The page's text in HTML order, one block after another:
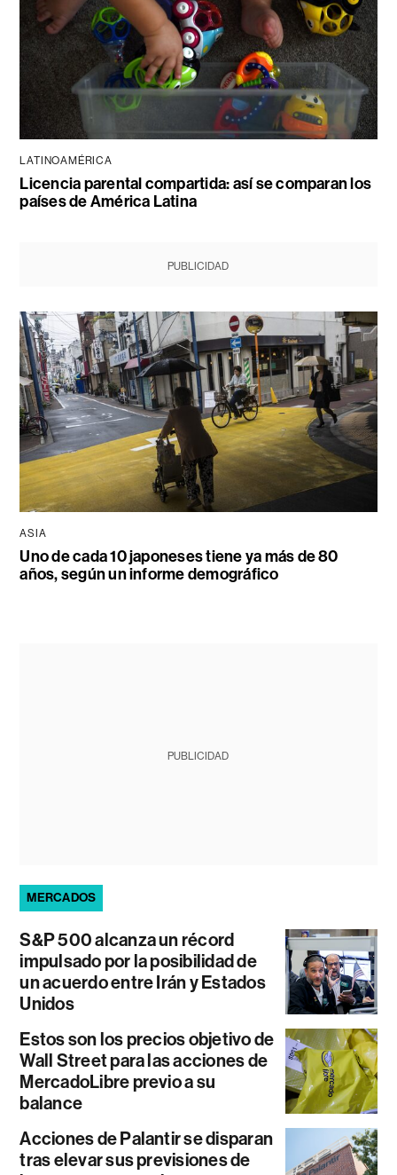
LATINOAMÉRICA
Licencia parental compartida: así se comparan los
países de América Latina
PUBLICIDAD
ASIA
Uno de cada 10 japoneses tiene ya más de 80
años, según un informe demográfico
PUBLICIDAD
MERCADOS
S&P 500 alcanza un récord
impulsado por la posibilidad de
un acuerdo entre Irán y Estados
Unidos
Estos son los precios objetivo de
Wall Street para las acciones de
MercadoLibre previo a su
balance
Acciones de Palantir se disparan
tras elevar sus previsiones de